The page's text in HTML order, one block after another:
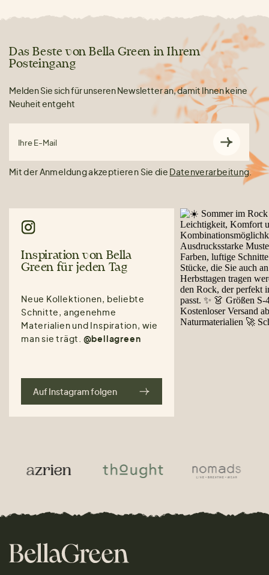
Das Beste von Bella Green in Ihrem
Posteingang
Melden Sie sich für unseren Newsletter an, damit Ihnen keine
Neuheit entgeht
Ihre E-Mail
Mit der Anmeldung akzeptieren Sie die Datenverarbeitung.
Inspiration von Bella
Green für jeden Tag
Neue Kollektionen, beliebte
Schnitte, angenehme
Materialien und Inspiration, wie
man sie trägt. @bellagreen
Auf Instagram folgen